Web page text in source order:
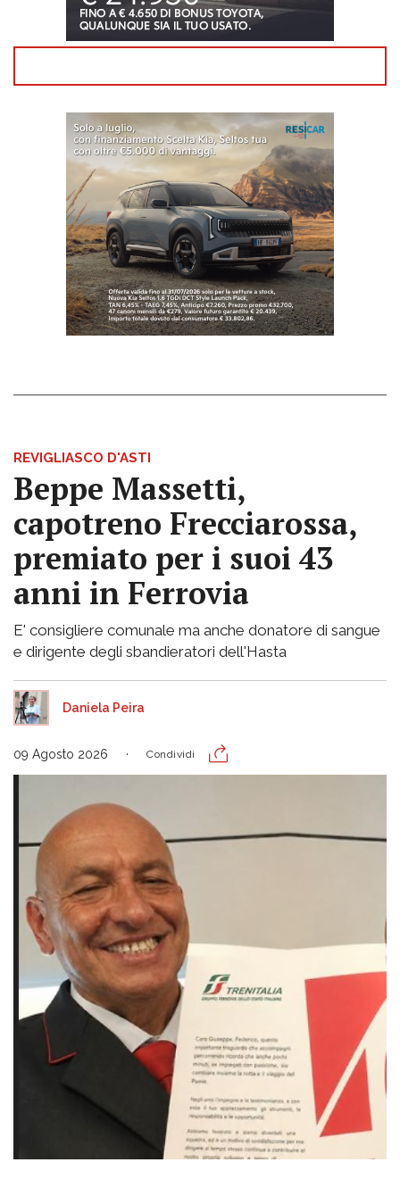
REVIGLIASCO D'ASTI
Beppe Massetti,
capotreno Frecciarossa,
premiato per i suoi 43
anni in Ferrovia
E' consigliere comunale ma anche donatore di sangue
e dirigente degli sbandieratori dell'Hasta
Daniela Peira
09 Agosto 2026 Condividi